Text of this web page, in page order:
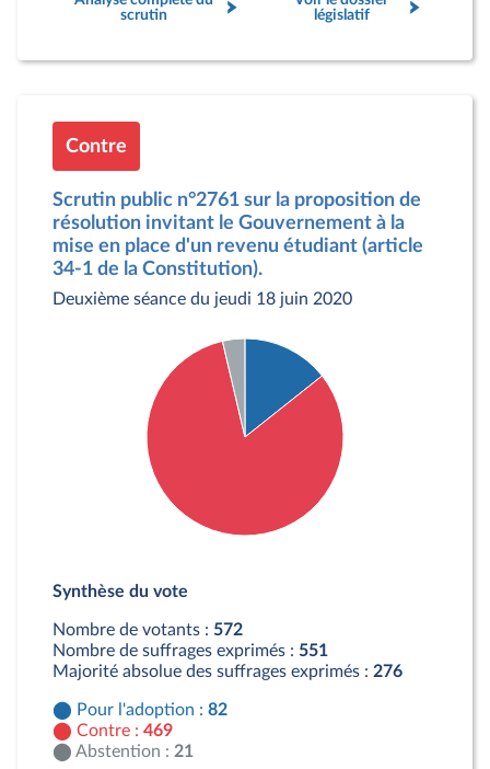
scrutin
législatif
Contre
Scrutin public n°2761 sur la proposition de
résolution invitant le Gouvernement à la
mise en place d'un revenu étudiant (article
34-1 de la Constitution).
Deuxième séance du jeudi 18 juin 2020
Contre : 469 députés
Synthèse du vote
Nombre de votants : 572
Nombre de suffrages exprimés : 551
Majorité absolue des suffrages exprimés : 276
Pour l'adoption : 82
Contre : 469
Abstention : 21